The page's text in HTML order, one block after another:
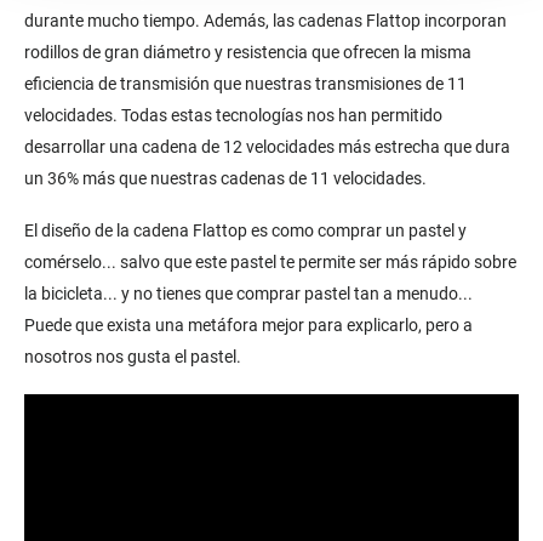
durante mucho tiempo. Además, las cadenas Flattop incorporan
rodillos de gran diámetro y resistencia que ofrecen la misma
eficiencia de transmisión que nuestras transmisiones de 11
velocidades. Todas estas tecnologías nos han permitido
desarrollar una cadena de 12 velocidades más estrecha que dura
un 36% más que nuestras cadenas de 11 velocidades.
El diseño de la cadena Flattop es como comprar un pastel y
comérselo... salvo que este pastel te permite ser más rápido sobre
la bicicleta... y no tienes que comprar pastel tan a menudo...
Puede que exista una metáfora mejor para explicarlo, pero a
nosotros nos gusta el pastel.